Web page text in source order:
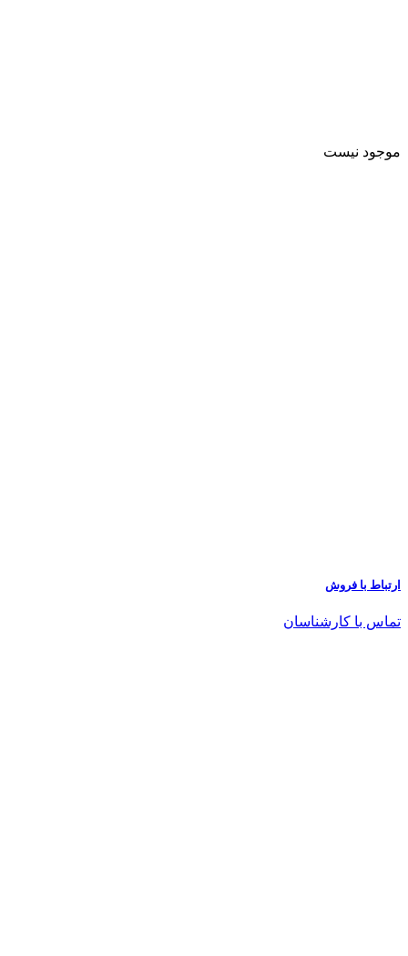
موجود نیست
ارتباط با فروش
تماس با کارشناسان